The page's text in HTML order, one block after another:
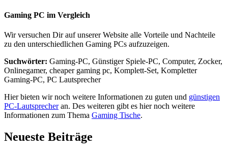
Gaming PC im Vergleich
Wir versuchen Dir auf unserer Website alle Vorteile und Nachteile
zu den unterschiedlichen Gaming PCs aufzuzeigen.
Suchwörter: Gaming-PC, Günstiger Spiele-PC, Computer, Zocker,
Onlinegamer, cheaper gaming pc, Komplett-Set, Kompletter
Gaming-PC, PC Lautsprecher
Hier bieten wir noch weitere Informationen zu guten und günstigen
PC-Lautsprecheran. Des weiteren gibt es hier noch weitere
Informationen zum Thema Gaming Tische.
Neueste Beiträge